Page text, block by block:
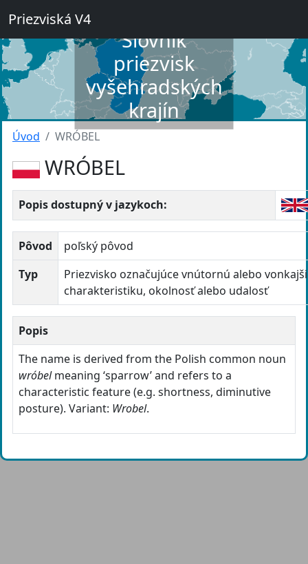
Priezviská V4
Slovník
priezvisk
vyšehradských
krajín
Úvod WRÓBEL
WRÓBEL
Popis dostupný v jazykoch:
Pôvod
poľský pôvod
Typ
Priezvisko označujúce vnútornú alebo
charakteristiku, okolnosť alebo udalosť
Popis
The name is derived from the Polish common noun
wróbelmeaning ‘sparrow’ and refers to a
characteristic feature (e.g. shortness, diminutive
posture). Variant: Wrobel.